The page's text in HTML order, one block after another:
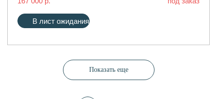
В лист ожидания
Показать еще